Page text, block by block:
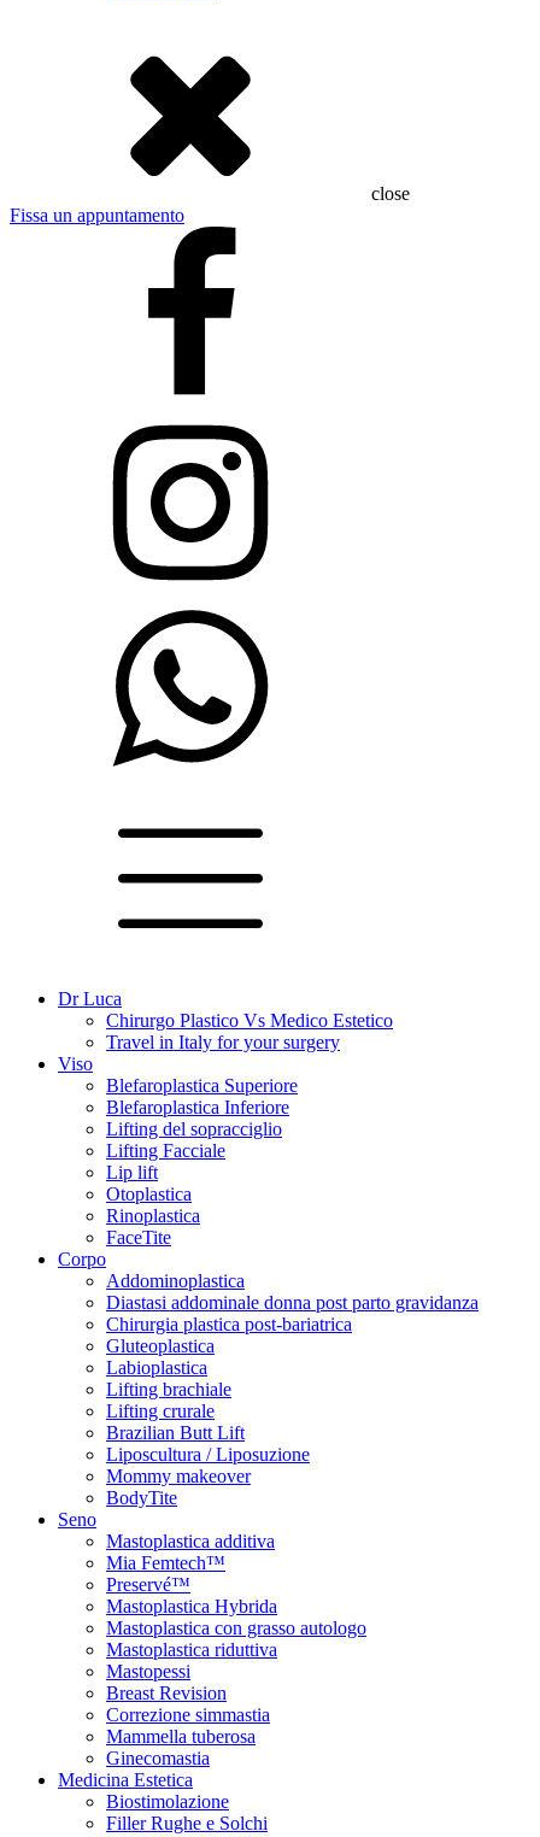
close
Fissa un appuntamento
Dr Luca
Chirurgo Plastico Vs Medico Estetico
Travel in Italy for your surgery
Viso
Blefaroplastica Superiore
Blefaroplastica Inferiore
Lifting del sopracciglio
Lifting Facciale
Lip lift
Otoplastica
Rinoplastica
FaceTite
Corpo
Addominoplastica
Diastasi addominale donna post parto gravidanza
Chirurgia plastica post-bariatrica
Gluteoplastica
Labioplastica
Lifting brachiale
Lifting crurale
Brazilian Butt Lift
Liposcultura / Liposuzione
Mommy makeover
BodyTite
Seno
Mastoplastica additiva
Mia Femtech™
Preservé™
Mastoplastica Hybrida
Mastoplastica con grasso autologo
Mastoplastica riduttiva
Mastopessi
Breast Revision
Correzione simmastia
Mammella tuberosa
Ginecomastia
Medicina Estetica
Biostimolazione
Filler Rughe e Solchi